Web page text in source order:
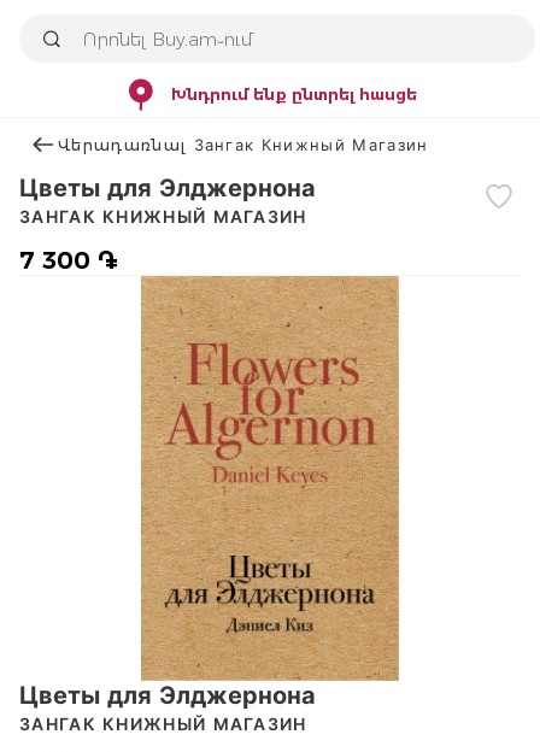
Խնդրում ենք ընտրել հասցե
Վերադառնալ Зангак Книжный Магазин
Цветы для Элджернона
7 300 ֏
ЗАНГАК КНИЖНЫЙ МАГАЗИН
Цветы для Элджернона
ЗАНГАК КНИЖНЫЙ МАГАЗИН